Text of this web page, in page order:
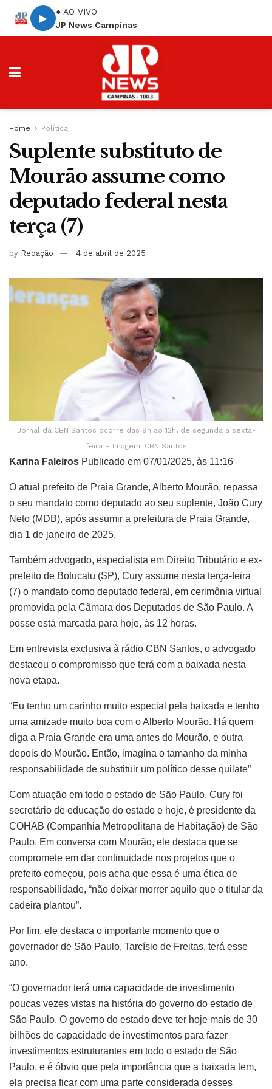
▶
● AO VIVO
JP News Campinas
Home Política
Suplente substituto de
Mourão assume como
deputado federal nesta
terça (7)
by Redação 4 de abril de 2025
Jornal da CBN Santos ocorre das 9h ao 12h, de segunda a sexta-
feira – Imagem: CBN Santos
Karina Faleiros Publicado em 07/01/2025, às 11:16
O atual prefeito de Praia Grande, Alberto Mourão, repassa
o seu mandato como deputado ao seu suplente, João Cury
Neto (MDB), após assumir a prefeitura de Praia Grande,
dia 1 de janeiro de 2025.
Também advogado, especialista em Direito Tributário e ex-
prefeito de Botucatu (SP), Cury assume nesta terça-feira
(7) o mandato como deputado federal, em cerimônia virtual
promovida pela Câmara dos Deputados de São Paulo. A
posse está marcada para hoje, às 12 horas.
Em entrevista exclusiva à rádio CBN Santos, o advogado
destacou o compromisso que terá com a baixada nesta
nova etapa.
“Eu tenho um carinho muito especial pela baixada e tenho
uma amizade muito boa com o Alberto Mourão. Há quem
diga a Praia Grande era uma antes do Mourão, e outra
depois do Mourão. Então, imagina o tamanho da minha
responsabilidade de substituir um político desse quilate”
Com atuação em todo o estado de São Paulo, Cury foi
secretário de educação do estado e hoje, é presidente da
COHAB (Companhia Metropolitana de Habitação) de São
Paulo. Em conversa com Mourão, ele destaca que se
compromete em dar continuidade nos projetos que o
prefeito começou, pois acha que essa é uma ética de
responsabilidade, “não deixar morrer aquilo que o titular da
cadeira plantou”.
Por fim, ele destaca o importante momento que o
governador de São Paulo, Tarcísio de Freitas, terá esse
ano.
“O governador terá uma capacidade de investimento
poucas vezes vistas na história do governo do estado de
São Paulo. O governo do estado deve ter hoje mais de 30
bilhões de capacidade de investimentos para fazer
investimentos estruturantes em todo o estado de São
Paulo, e é óbvio que pela importância que a baixada tem,
ela precisa ficar com uma parte considerada desses